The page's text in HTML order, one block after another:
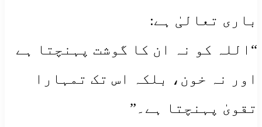
باری تعالیٰ ہے:
“اللہ کو نہ ان کا گوشت پہنچتا ہے
اور نہ خون، بلکہ اس تک تمہارا
تقویٰ پہنچتا ہے۔”